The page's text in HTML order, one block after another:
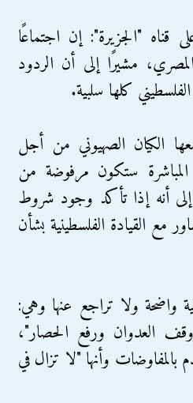
"الجزيرة": إن اجتماعًا
مشيرًا إلى أن الردود
كلها سلبية.
الكيان الصهيوني من أجل
ستكون مرفوضة من
إلى أنه إذا تأكد وجود شروط
مع القيادة الفلسطينية بشأن
واضحة ولا تراجع عنها وهي:
العدوان ورفع الحصار"،
وأنها "لا تزال في